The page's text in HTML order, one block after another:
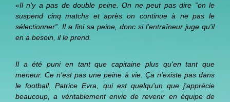
«Il n'y a pas de double peine. On ne peut pas dire “on le
suspend cinq matchs et après on continue à ne pas le
sélectionner”. Il a fini sa peine, donc si l'entraîneur juge qu'il
en a besoin, il le prend.
Il a été puni en tant que capitaine plus qu'en tant que
meneur. Ce n'est pas une peine à vie. Ça n'existe pas dans
le football. Patrice Evra, qui est quelqu'un que j'apprécie
beaucoup, a véritablement envie de revenir en équipe de